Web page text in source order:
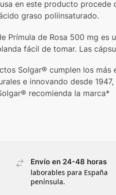
en este producto procede
graso poliinsaturado.
Prímula de Rosa 500 mg es
fácil de tomar. Las
Solgar® cumplen los
e innovando desde
recomienda la marca*
Envío en 24-48 horas
laborables para España
península.